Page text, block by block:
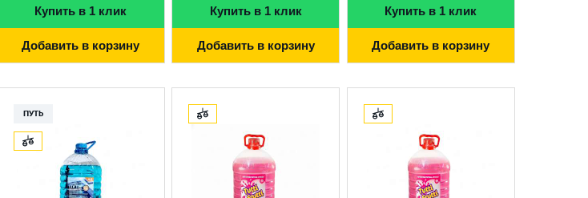
Купить в 1 клик
Добавить в корзину
Купить в 1 клик
Добавить в корзину
Купить в 1 клик
Добавить в корзину
ПУТЬ